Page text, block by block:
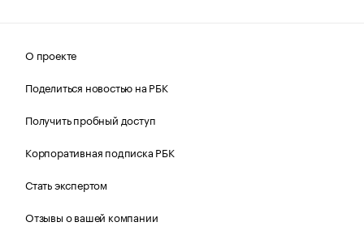
О проекте
Поделиться новостью на РБК
Получить пробный доступ
Корпоративная подписка РБК
Стать экспертом
Отзывы о вашей компании